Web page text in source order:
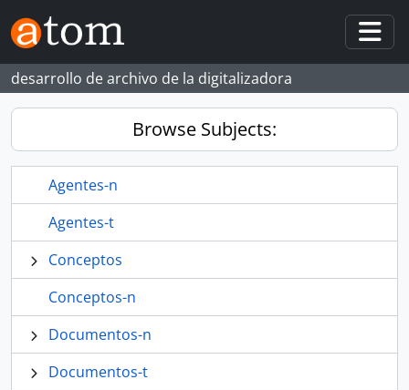
Skip to main content
desarrollo de archivo de la digitalizadora
Browse Subjects:
Agentes-n
Agentes-t
Conceptos
Conceptos-n
Documentos-n
Documentos-t